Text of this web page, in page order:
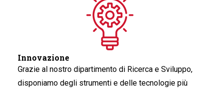
Innovazione
Grazie al nostro dipartimento di Ricerca e Sviluppo,
disponiamo degli strumenti e delle tecnologie più